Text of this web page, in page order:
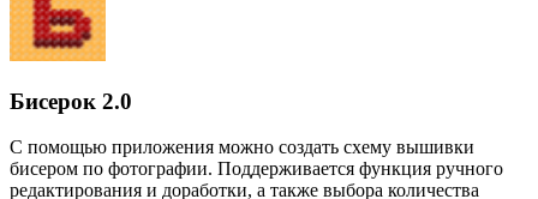
Бисерок 2.0
С помощью приложения можно создать схему вышивки
бисером по фотографии. Поддерживается функция ручного
редактирования и доработки, а также выбора количества